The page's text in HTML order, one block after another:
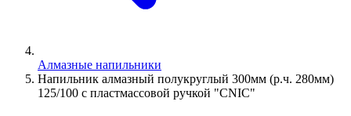
Алмазные напильники
Напильник алмазный полукруглый 300мм (р.ч. 280мм)
125/100 с пластмассовой ручкой "CNIC"